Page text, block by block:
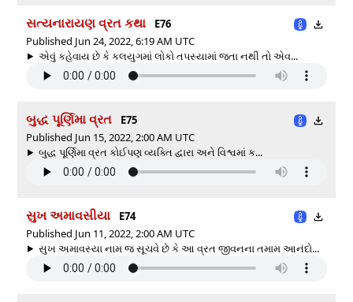
સત્યનારાયણ વ્રત કથા
E76
Published Jun 24, 2022, 6:19 AM UTC
એવું કહેવાય છે કે કલયુગમાં લોકો તપસ્યામાં જતા નથી તો એવ...
બુદ્ધ પૂર્ણિમા વ્રત
E75
Published Jun 15, 2022, 2:00 AM UTC
બુદ્ધ પૂર્ણિમા વ્રત કોઈપણ વ્યક્તિ દ્વારા અને વિશ્વમાં ક...
સુખ અમાવસીયા
E74
Published Jun 11, 2022, 2:00 AM UTC
સુખ અમાવસ્યા નામ જ સૂચવે છે કે આ વ્રત જીવનના તમામ આનંદો...